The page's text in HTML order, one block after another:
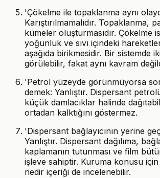
'Çökelme ile topaklanma aynı
Karıştırılmamalıdır. Topaklanma,
kümeler oluşturmasıdır. Çökelme
yoğunluk ve sıvı içindeki
aşağıda birikmesidir. Bir sistemde
görülebilir, fakat aynı kavram
'Petrol yüzeyde görünmüyorsa
demek: Yanlıştır. Dispersant
küçük damlacıklar halinde
ortadan kalktığını göstermez.
'Dispersant bağlayıcının yerine
Yanlıştır. Dispersant dağılıma,
kaplamanın tutunması ve film
işleve sahiptir. Kuruma konusu
nedir içeriği de incelenebilir.